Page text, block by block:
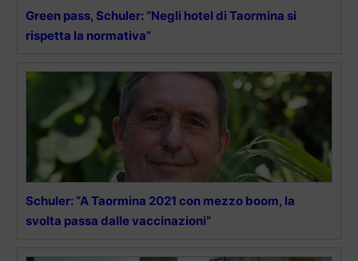
Green pass, Schuler: “Negli hotel di Taormina si
rispetta la normativa”
Schuler: “A Taormina 2021 con mezzo boom, la
svolta passa dalle vaccinazioni”